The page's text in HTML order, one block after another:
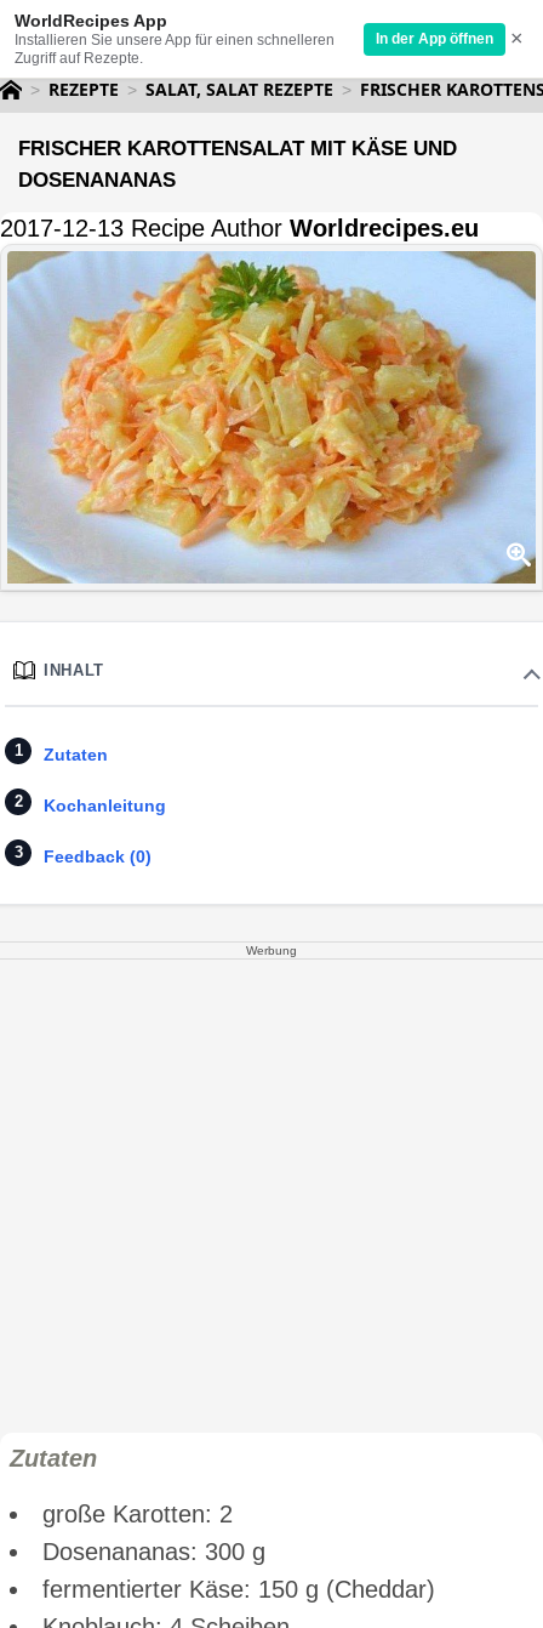
WorldRecipes App
Installieren Sie unsere App für einen schnelleren
Zugriff auf Rezepte.
In der App öffnen ×
REZEPTE SALAT, SALAT REZEPTE FRISCHER
FRISCHER KAROTTENSALAT MIT KÄSE UND
DOSENANANAS
2017-12-13 Recipe Author Worldrecipes.eu
INHALT
Zutaten
Kochanleitung
Feedback (0)
Werbung
Zutaten
große Karotten: 2
Dosenananas: 300 g
fermentierter Käse: 150 g (Cheddar)